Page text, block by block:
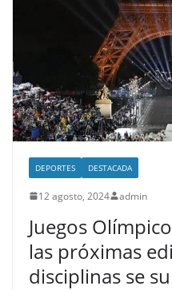
DEPORTES DESTACADA
12 agosto, 2024 admin
Juegos
las próximas
disciplinas se